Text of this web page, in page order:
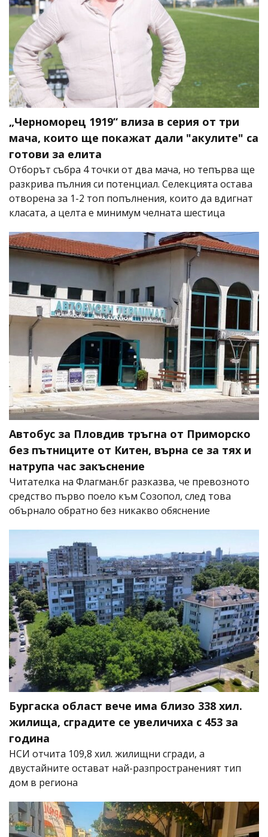
„Черноморец 1919“ влиза в серия от три
мача, които ще покажат дали "акулите" са
готови за елита
Отборът събра 4 точки от два мача, но тепърва ще
разкрива пълния си потенциал. Селекцията остава
отворена за 1-2 топ попълнения, които да вдигнат
класата, а целта е минимум челната шестица
Автобус за Пловдив тръгна от Приморско
без пътниците от Китен, върна се за тях и
натрупа час закъснение
Читателка на Флагман.бг разказва, че превозното
средство първо поело към Созопол, след това
обърнало обратно без никакво обяснение
Бургаска област вече има близо 338 хил.
жилища, сградите се увеличиха с 453 за
година
НСИ отчита 109,8 хил. жилищни сгради, а
двустайните остават най-разпространеният тип
дом в региона